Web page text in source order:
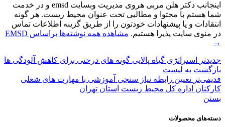
اینجانب دکتر هلن مربی هروی مدیریت وبسایت emsd و در خدمت
شما هستم با محتوا و مطالبی تحت عنوان محیط زیست. هر گونه
انتقادات و یا پیشنهادات خودتون را از طریق گزینه اطلاعات تماس
در منوی سایت پذیرا هستیم. مشاهده همه نوشته‌ها براساس EMSD
→
جدیدتر
استراتژی گیاه پالایی گونه های درختی برای کاهش آلودگی ها
بازگشت بە لیست
قدیمی‌تر تعیین رابطه نیاز سنجی‌ آموزشی با مهارت های شغلی
کارکنان اداره کل محیط زیست استان تهران
بستن
دسته‌های محصولات